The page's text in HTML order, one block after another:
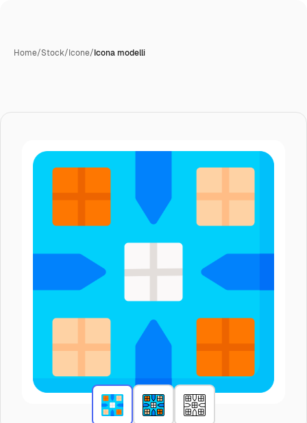
Home/Stock/Icone/Icona modelli